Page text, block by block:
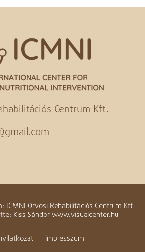
Centrum Kft.
ICMNI Orvosi Rehabilitációs Centrum Kft.
Kiss Sándor www.visualcenter.hu
impresszum